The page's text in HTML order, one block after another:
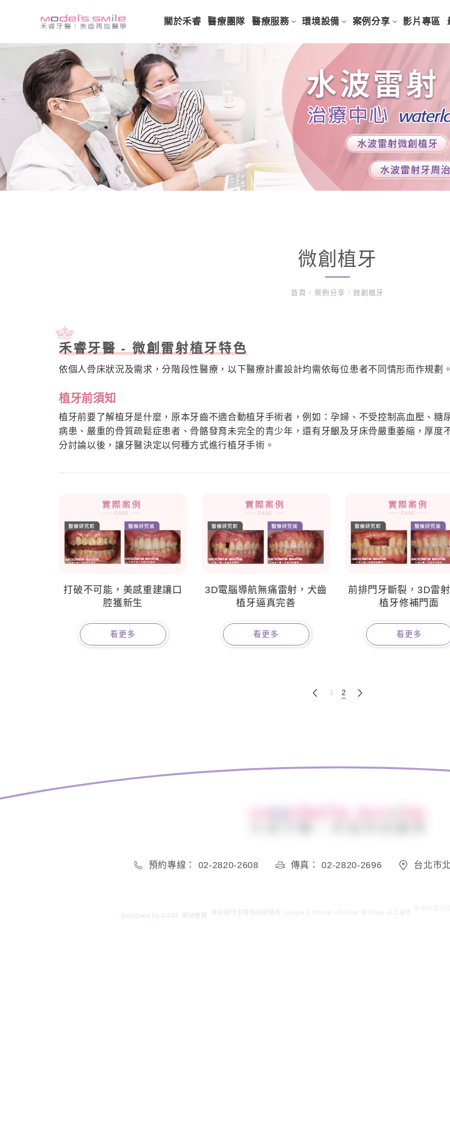
關於禾睿 醫療團隊 醫療服務 環境設備 案例分享 影片專區
微創植牙
首頁/ 案例分享 / 微創植牙
禾睿牙醫 - 微創雷射植牙特色
依個人骨床狀況及需求，分階段性醫療，以下醫療計畫設計均需依每位患者不同情形而作規劃
植牙前須知
植牙前要了解植牙是什麼，原本牙齒不適合動植牙手術者，例如：孕婦、不受控制高血壓、糖
病患、嚴重的骨質疏鬆症患者、骨骼發育未完全的青少年，還有牙齦及牙床骨嚴重萎縮，厚度
分討論以後，讓牙醫決定以何種方式進行植牙手術。
打破不可能，美感重建讓口
腔獲新生
看更多
3D電腦導航無痛雷射，犬齒
植牙逼真完善
看更多
前排門牙斷裂，3D雷
植牙修補門面
看更多
1 2
預約專線： 02-2820-2608 傳真： 02-2820-2696 台北市
Designed by GTUT 網站地圖 本站最佳瀏覽環境請使用 Google Chrome、Firefox 或 Edge 以上版本